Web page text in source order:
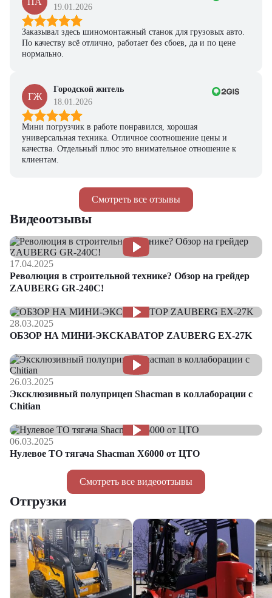
Смотреть все отзывы
19.01.2026
Заказывал здесь шиномонтажный станок для грузовых авто.
По качеству всё отлично, работает без сбоев, да и по цене
нормально.
ГЖ
Городской житель
18.01.2026
Мини погрузчик в работе понравился, хорошая
универсальная техника. Отличное соотношение цены и
качества. Отдельный плюс это внимательное отношение к
клиентам.
Смотреть все видеоотзывы
Видеоотзывы
17.04.2025
Революция в строительной технике? Обзор на грейдер
ZAUBERG GR-240C!
28.03.2025
ОБЗОР НА МИНИ-ЭКСКАВАТОР ZAUBERG EX-27K
26.03.2025
Эксклюзивный полуприцеп Shacman в коллаборации с
Chitian
06.03.2025
Нулевое ТО тягача Shacman Х6000 от ЦТО
Отгрузки